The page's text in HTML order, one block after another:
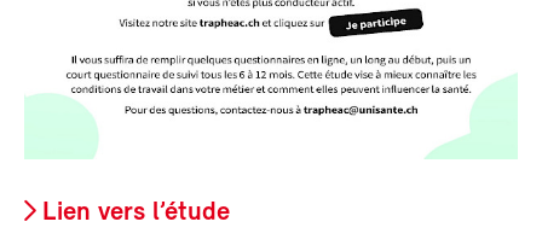
Lien vers l’étude